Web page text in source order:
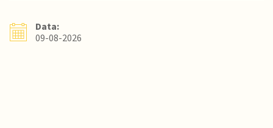
Data:
09-08-2026